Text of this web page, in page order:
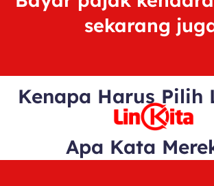
sekarang
Kenapa Harus Pilih
Apa Kata